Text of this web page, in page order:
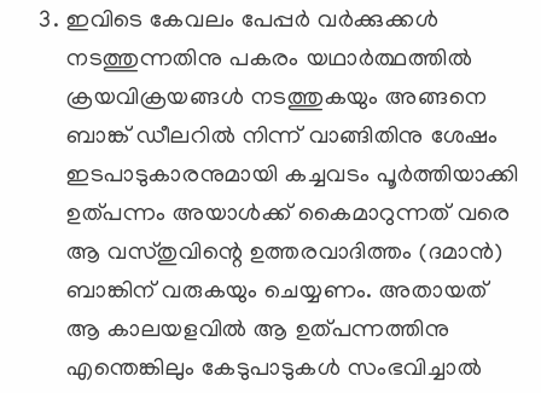
ഇവിടെ കേവലം പേപ്പര്‍ വര്‍ക്കുക്കള്‍
നടത്തുന്നതിനു പകരം യഥാര്‍ത്ഥത്തില്‍
ക്രയവിക്രയങ്ങള്‍ നടത്തുകയും അങ്ങനെ
ബാങ്ക് ഡീലറില്‍ നിന്ന് വാങ്ങിതിനു ശേഷം
ഇടപാടുകാരനുമായി കച്ചവടം പൂര്‍ത്തിയാക്കി
ഉത്പന്നം അയാള്‍ക്ക് കൈമാറുന്നത് വരെ
ആ വസ്തുവിന്റെ ഉത്തരവാദിത്തം (ദമാന്‍)
ബാങ്കിന് വരുകയും ചെയ്യണം. അതായത്
ആ കാലയളവില്‍ ആ ഉത്പന്നത്തിനു
എന്തെങ്കിലും കേടുപാടുകള്‍ സംഭവിച്ചാല്‍